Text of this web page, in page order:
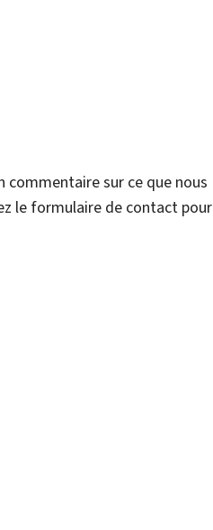
commentaire sur ce que nous
le formulaire de contact pour